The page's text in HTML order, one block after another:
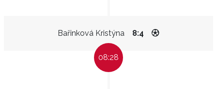
Bařinková Kristýna 8:4
08:28